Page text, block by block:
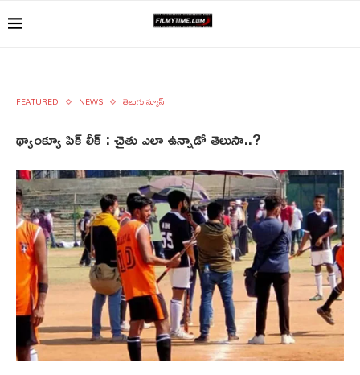
FEATURED NEWS తెలుగు న్యూస్
థ్యాంక్యూ పిక్ లీక్ : చైతు ఎలా ఉన్నాడో తెలుసా..?